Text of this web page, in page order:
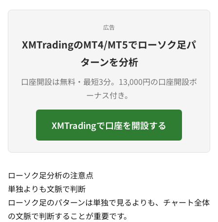
広告
XMTradingのMT4/MT5でローソク足パ
ターンを分析
口座開設は無料・最短3分。13,000円の口座開設ボ
ーナス付き。
XMTradingで口座を開設する
ローソク足分析の注意点
単独よりも文脈で判断
ローソク足のパターンは単独で見るよりも、チャート全体
の文脈で判断することが重要です。